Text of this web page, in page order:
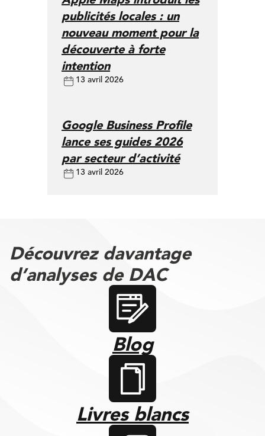
publicités locales : un
nouveau moment pour la
découverte à forte
intention
13 avril 2026
Google Business Profile
lance ses guides 2026
par secteur d’activité
13 avril 2026
Découvrez davantage
d’analyses de DAC
Blog
Livres blancs